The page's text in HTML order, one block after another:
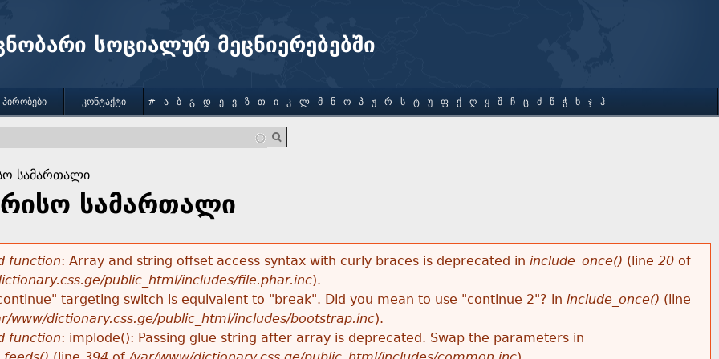
სოციალურ მეცნიერებებში
სამართალი
სამართალი
function: Array and string offset access syntax with curly braces is deprecated in include_once() (line 20of
public_html/includes/file.phar.inc).
targeting switch is equivalent to "break". Did you mean to use "continue 2"? in include_once() (line
www/dictionary.css.ge/public_html/includes/bootstrap.inc).
function: implode(): Passing glue string after array is deprecated. Swap the parameters in
ᲞᲘᲠᲝᲑᲔᲑᲘ ᲙᲝᲜᲢᲐᲥᲢᲘ # Ა Ბ Გ Დ Ე Ვ Ზ Თ Ი Კ Ლ Მ Ნ Ო Პ Ჟ Რ Ს Ტ Უ Ფ Ქ Ღ Ყ Შ Ჩ Ც Ძ Წ Ჭ Ხ Ჯ Ჰ